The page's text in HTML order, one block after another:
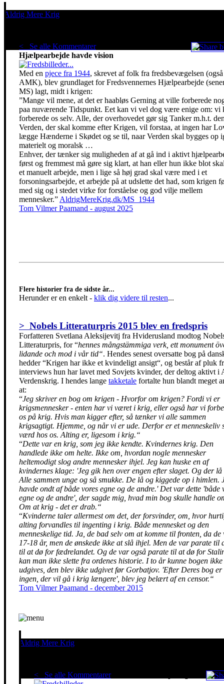
Aldrig Mere Krig
< Se alle KommentarerFredsvennernes
Hjælpearbejde havde vision
Med en pjece fra 1944, skrevet af folk fra fredsbevægelsen (også
AMK), blev grundlaget for Fredsvennernes Hjælpearbejde
MS) lagt, midt i krigen:
”Mange vil mene, at det er haabløs Gerning at ville forberede
paa nuværende Tidspunkt. Eet kan vi vel dog være enige om: vi
forberede os selv. Alle, der overhovedet gør sig Tanker m.h.t.
Verden, der skal komme efter Krigen, vil forstaa, at ingen har
lægge Hænderne i Skødet og se til, naar Verden skal bygges op
materielt og moralsk …
Enhver, der tænker sig muligheden af at gå ind i aktivt
først og fremmest må gøre sig klart, at han eller hun ikke blot
et manuelt arbejde, men i lige så høj grad skal være med i et
forsoningsarbejde, et arbejde på at udslette det had, som krigen
med sig og i stedet virke for forståelse og god vilje mellem
mennesker.” AldrigMereKrig.dk/MS_1944
Tom Vilmer Paamand - august 2025
Flere historier fra de sidste år...
Herunder er en enkelt - klik dig videre til resten...
> Nobels Litteraturpris 2015 blev en fredspris
Forfatteren Svetlana Aleksijevitj fra Hviderusland modtog
Litteraturpris, for “hennes mångstämmiga verk, ett monument
lidande och mod i vår tid“. Hendes senest oversatte bog på
hedder “Krigen har ikke et kvindeligt ansigt“, og består af pluk
interviews hun har lavet med Sovjets kvinder, der deltog aktivt i
Verdenskrig. I hendes lange takketale fortalte hun blandt meget
at:
“Jeg skriver en bog om krigen - Hvorfor om krigen? Fordi vi er
krigsmennesker - enten har vi været i krig, eller også har vi
os på krig. Hvis man kigger efter, så tænker vi alle sammen
krigsagtigt. Hjemme, og når vi er ude. Derfor er et menneskeliv
værd hos os. Alting er, ligesom i krig.“
“Dette var en krig, som jeg ikke kendte. Kvindernes krig. Den
handlede ikke om helte. Ikke om, hvordan nogle mennesker
heltemodigt slog andre mennesker ihjel. Jeg kan huske en af
kvindernes klage: 'Jeg gik hen over engen efter slaget. Og der lå
Alle sammen unge og så smukke. De lå og kiggede op i himlen.
havde ondt af både vores egne og de andre.' Det var dette 'både
egne og de andre', der sagde mig, hvad min bog skulle handle
Om at krig - det er drab.“
“Kvinderne taler allermest om det, der forsvinder, om, hvor
alting forvandles til ingenting i krig. Både mennesket og den
menneskelige tid. Ja, de bad selv om at komme til fronten, da de
17-18 år, men de ønskede ikke at slå ihjel. Men de var parate til
til at dø for fædrelandet. Og de var også parate til at dø for
kan man ikke slette fra ordenes historie. I to år kunne bogen ikke
udgives, den blev ikke udgivet før Gorbatjov. 'Efter Deres bog
ingen, der vil gå i krig længere', blev jeg belært af en censor.“
Tom Vilmer Paamand - december 2015
Aldrig Mere Krig
< Se alle KommentarerRed klimaet - stop krigen!